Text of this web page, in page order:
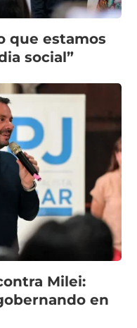
que estamos
social”
Milei:
en